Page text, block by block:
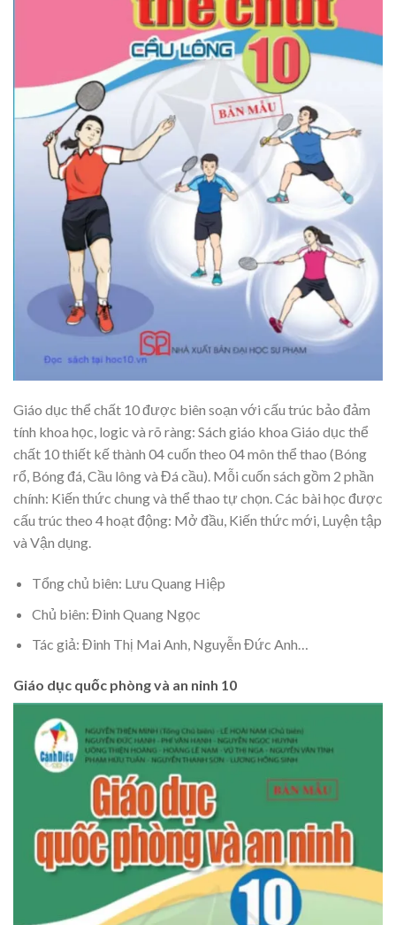
Giáo dục thể chất 10 được biên soạn với cấu trúc bảo đảm
tính khoa học, logic và rõ ràng: Sách giáo khoa Giáo dục thể
chất 10 thiết kế thành 04 cuốn theo 04 môn thể thao (Bóng
rổ, Bóng đá, Cầu lông và Đá cầu). Mỗi cuốn sách gồm 2 phần
chính: Kiến thức chung và thể thao tự chọn. Các bài học được
cấu trúc theo 4 hoạt động: Mở đầu, Kiến thức mới, Luyện tập
và Vận dụng.
Tổng chủ biên: Lưu Quang Hiệp
Chủ biên: Đinh Quang Ngọc
Tác giả: Đinh Thị Mai Anh, Nguyễn Đức Anh…
Giáo dục quốc phòng và an ninh 10